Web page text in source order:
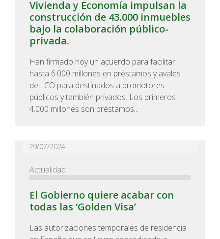
Vivienda y Economía impulsan la
construcción de 43.000 inmuebles
bajo la colaboración público-
privada.
Han firmado hoy un acuerdo para facilitar
hasta 6.000 millones en préstamos y avales
del ICO para destinados a promotores
públicos y también privados. Los primeros
4.000 millones son préstamos...
29/07/2024
Actualidad
El Gobierno quiere acabar con
todas las ‘Golden Visa’
Las autorizaciones temporales de residencia